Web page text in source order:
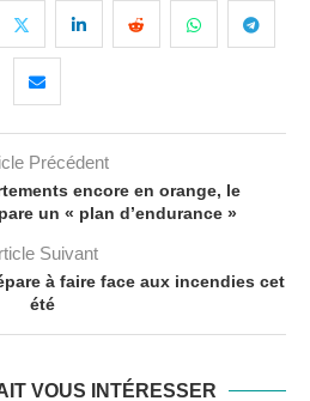
Précédent
encore en orange, le
un « plan d’endurance »
Suivant
à faire face aux incendies cet
été
VOUS INTÉRESSER